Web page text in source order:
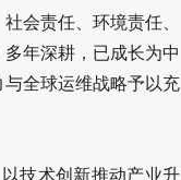
会责任、环境责任、
年深耕，已成长为中
全球运维战略予以充
技术创新推动产业升